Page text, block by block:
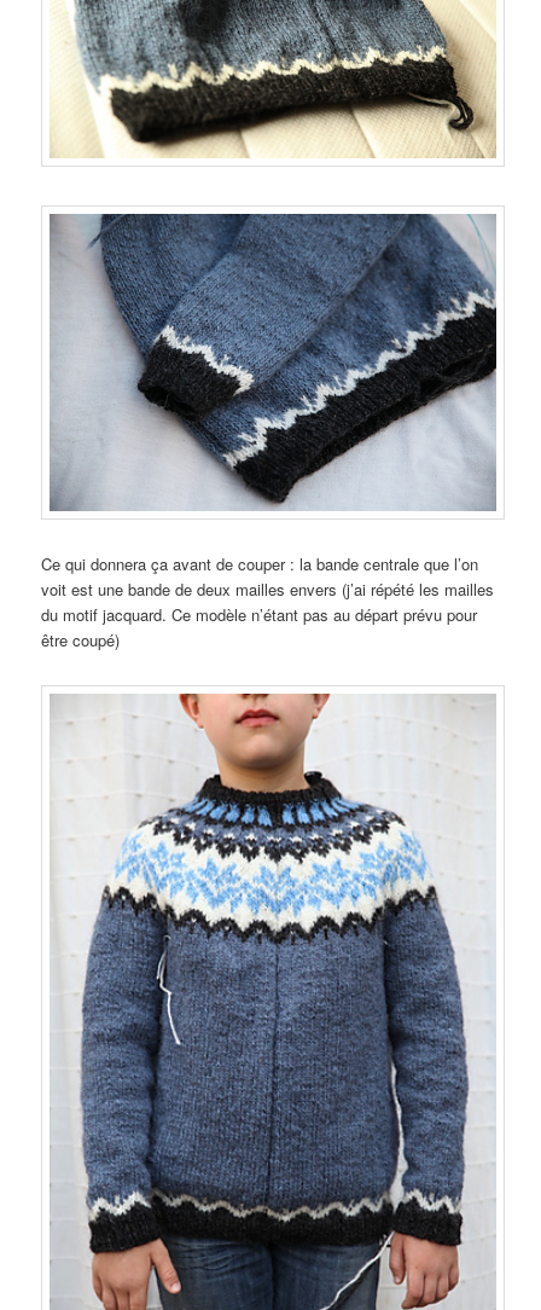
Ce qui donnera ça avant de couper : la bande centrale que l’on
voit est une bande de deux mailles envers (j’ai répété les mailles
du motif jacquard. Ce modèle n’étant pas au départ prévu pour
être coupé)